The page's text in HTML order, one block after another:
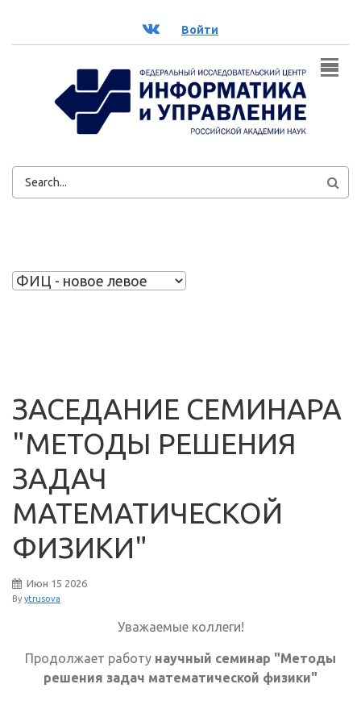
ВК Войти
ФОРМА
ЗАСЕДАНИЕ СЕМИНАРА
"МЕТОДЫ РЕШЕНИЯ
ЗАДАЧ
МАТЕМАТИЧЕСКОЙ
ФИЗИКИ"
Июн 15 2026
By ytrusova
Уважаемые коллеги!
Продолжает работу научный семинар "Методы
решения задач математической физики"